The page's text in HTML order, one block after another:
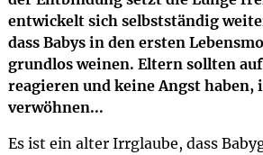
entwickelt sich selbstständig
dass Babys in den ersten
grundlos weinen. Eltern sollten
reagieren und keine Angst haben,
verwöhnen...
Es ist ein alter Irrglaube, dass